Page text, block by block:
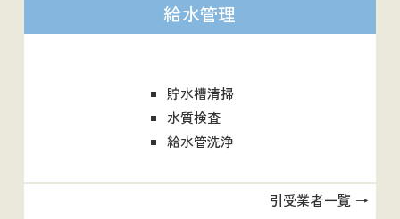
給水管理
貯水槽清掃
水質検査
給水管洗浄
引受業者一覧 →